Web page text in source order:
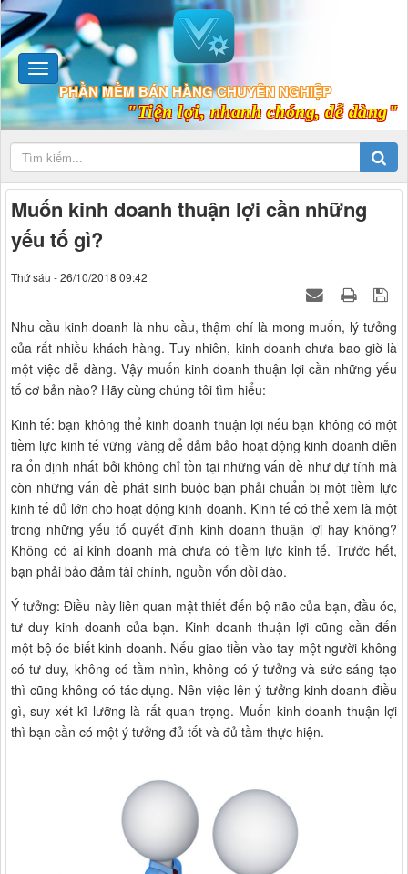
PHẦN MỀM BÁN HÀNG CHUYÊN NGHIỆP
"Tiện lợi, nhanh chóng, dễ dàng"
Muốn kinh doanh thuận lợi cần những
yếu tố gì?
Thứ sáu - 26/10/2018 09:42
Nhu cầu kinh doanh là nhu cầu, thậm chí là mong muốn, lý tưởng
của rất nhiều khách hàng. Tuy nhiên, kinh doanh chưa bao giờ là
một việc dễ dàng. Vậy muốn kinh doanh thuận lợi cần những yếu
tố cơ bản nào? Hãy cùng chúng tôi tìm hiểu:
Kinh tế: bạn không thể kinh doanh thuận lợi nếu bạn không có một
tiềm lực kinh tế vững vàng để đảm bảo hoạt động kinh doanh diễn
ra ổn định nhất bởi không chỉ tồn tại những vấn đề như dự tính mà
còn những vấn đề phát sinh buộc bạn phải chuẩn bị một tiềm lực
kinh tế đủ lớn cho hoạt động kinh doanh. Kinh tế có thể xem là một
trong những yếu tố quyết định kinh doanh thuận lợi hay không?
Không có ai kinh doanh mà chưa có tiềm lực kinh tế. Trước hết,
bạn phải bảo đảm tài chính, nguồn vốn dồi dào.
Ý tưởng: Điều này liên quan mật thiết đến bộ não của bạn, đầu óc,
tư duy kinh doanh của bạn. Kinh doanh thuận lợi cũng cần đến
một bộ óc biết kinh doanh. Nếu giao tiền vào tay một người không
có tư duy, không có tầm nhìn, không có ý tưởng và sức sáng tạo
thì cũng không có tác dụng. Nên việc lên ý tưởng kinh doanh điều
gì, suy xét kĩ lưỡng là rất quan trọng. Muốn kinh doanh thuận lợi
thì bạn cần có một ý tưởng đủ tốt và đủ tầm thực hiện.